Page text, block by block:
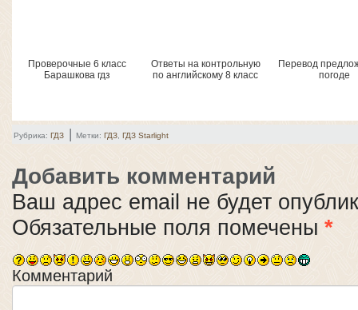
Проверочные 6 класс
Барашкова гдз
Ответы на контрольную
по английскому 8 класс
Перевод
погоде
Рубрика: ГДЗ | Метки: ГДЗ ГДЗ Starlight
Добавить комментарий
Ваш адрес email не будет
Обязательные поля помечены *
Комментарий